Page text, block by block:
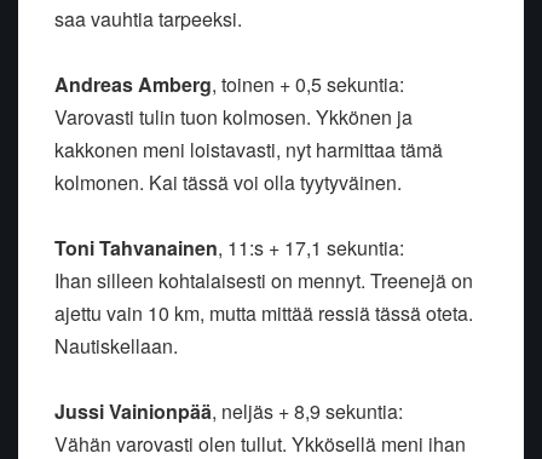
saa vauhtia tarpeeksi.
Andreas Amberg, toinen + 0,5 sekuntia:
Varovasti tulin tuon kolmosen. Ykkönen ja
kakkonen meni loistavasti, nyt harmittaa tämä
kolmonen. Kai tässä voi olla tyytyväinen.
Toni Tahvanainen, 11:s + 17,1 sekuntia:
Ihan silleen kohtalaisesti on mennyt. Treenejä on
ajettu vain 10 km, mutta mittää ressiä tässä oteta.
Nautiskellaan.
Jussi Vainionpää, neljäs + 8,9 sekuntia:
Vähän varovasti olen tullut. Ykkösellä meni ihan